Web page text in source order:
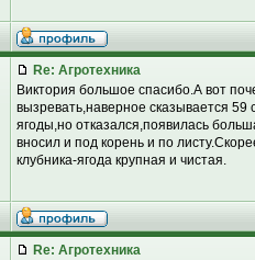
Re: Агротехника
Виктория большое спасибо.А вот
вызревать,наверное сказывается
ягоды,но отказался,появилась
вносил и под корень и по
клубника-ягода крупная и чистая.
Re: Агротехника